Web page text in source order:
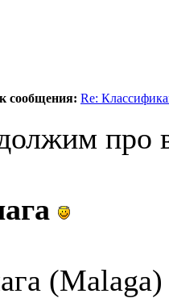
сообщения: Re:
про
(Malaga)